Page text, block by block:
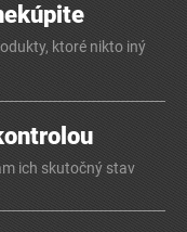
ktoré nikto iný
ich skutočný stav